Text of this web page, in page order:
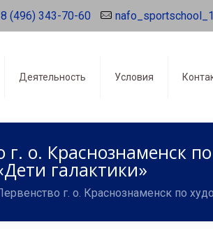
8 (496) 343-70-60
Деятельность Условия
о. Краснознаменск
галактики»
г. о. Краснознаменск по